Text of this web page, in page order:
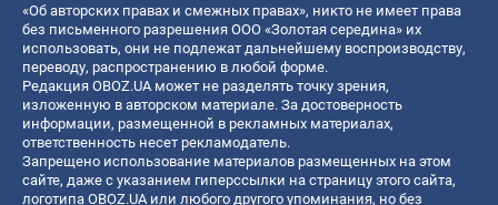
«Об авторских правах и смежных правах», никто не имеет права
без письменного разрешения ООО «Золотая середина» их
использовать, они не подлежат дальнейшему воспроизводству,
переводу, распространению в любой форме.
Редакция OBOZ.UA может не разделять точку зрения,
изложенную в авторском материале. За достоверность
информации, размещенной в рекламных материалах,
ответственность несет рекламодатель.
Запрещено использование материалов размещенных на этом
сайте, даже с указанием гиперссылки на страницу этого сайта,
логотипа OBOZ.UA или любого другого упоминания, но без